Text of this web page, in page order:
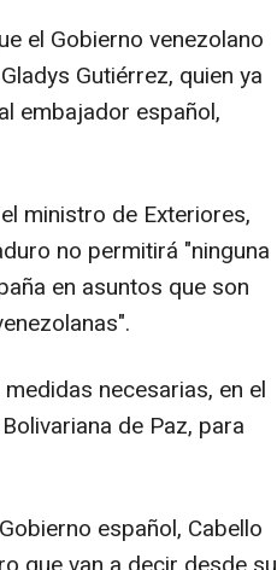
el Gobierno venezolano
Gutiérrez, quien ya
embajador español,
ministro de Exteriores,
no permitirá "ninguna
en asuntos que son
necesarias, en el
de Paz, para
español, Cabello